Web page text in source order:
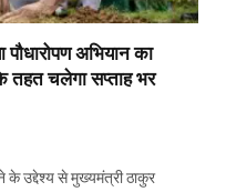
अभियान का
तहत चलेगा सप्ताह भर
के उद्देश्य से मुख्यमंत्री ठाकुर